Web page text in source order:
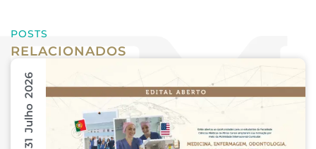
POSTS
RELACIONADOS
31 Julho 2026